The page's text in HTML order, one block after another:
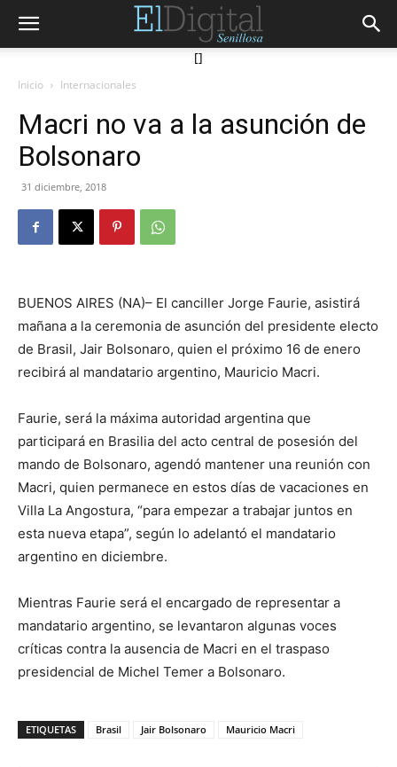
[]
Inicio Internacionales
Macri no va a la asunción de
Bolsonaro
31 diciembre, 2018
BUENOS AIRES (NA)– El canciller Jorge Faurie, asistirá
mañana a la ceremonia de asunción del presidente electo
de Brasil, Jair Bolsonaro, quien el próximo 16 de enero
recibirá al mandatario argentino, Mauricio Macri.
Faurie, será la máxima autoridad argentina que
participará en Brasilia del acto central de posesión del
mando de Bolsonaro, agendó mantener una reunión con
Macri, quien permanece en estos días de vacaciones en
Villa La Angostura, “para empezar a trabajar juntos en
esta nueva etapa”, según lo adelantó el mandatario
argentino en diciembre.
Mientras Faurie será el encargado de representar a
mandatario argentino, se levantaron algunas voces
críticas contra la ausencia de Macri en el traspaso
presidencial de Michel Temer a Bolsonaro.
ETIQUETAS Brasil Jair Bolsonaro Mauricio Macri